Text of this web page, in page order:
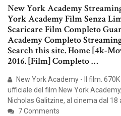
New York Academy
York Academy Film Senza
Scaricare Film Completo
Academy Completo
Search this site. Home [4k-
2016. [Film] Completo …
New York Academy - Il film.
ufficiale del film New York
Nicholas Galitzine, al cinema dal 18
7 Comments